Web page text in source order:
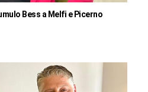
Bess a Melfi e Picerno